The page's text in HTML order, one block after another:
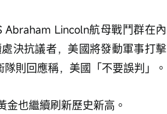
Lincoln航母戰鬥群在內
決抗議者，美國將發動軍事打擊
則回應稱，美國「不要誤判」。
也繼續刷新歷史新高。